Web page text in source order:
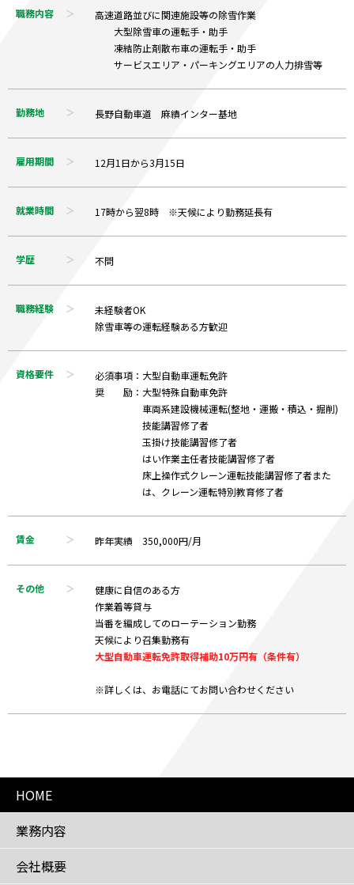
職務内容
高速道路並びに関連施設等の除雪作業
大型除雪車の運転手・助手
凍結防止剤散布車の運転手・助手
サービスエリア・パーキングエリアの人力排雪等
勤務地 長野自動車道 麻績インター基地
雇用期間 12月1日から3月15日
就業時間 17時から翌8時 ※天候により勤務延長有
学歴 不問
職務経験
未経験者OK
除雪車等の運転経験ある方歓迎
資格要件
必須事項：大型自動車運転免許
奨 励：大型特殊自動車免許
車両系建設機械運転(整地・運搬・積込・掘削)
技能講習修了者
玉掛け技能講習修了者
はい作業主任者技能講習修了者
床上操作式クレーン運転技能講習修了者また
は、クレーン運転特別教育修了者
賃金 昨年実績 350,000円/月
その他
健康に自信のある方
作業着等貸与
当番を編成してのローテーション勤務
天候により召集勤務有
大型自動車運転免許取得補助10万円有（条件有）
※詳しくは、お電話にてお問い合わせください
HOME
業務内容
会社概要